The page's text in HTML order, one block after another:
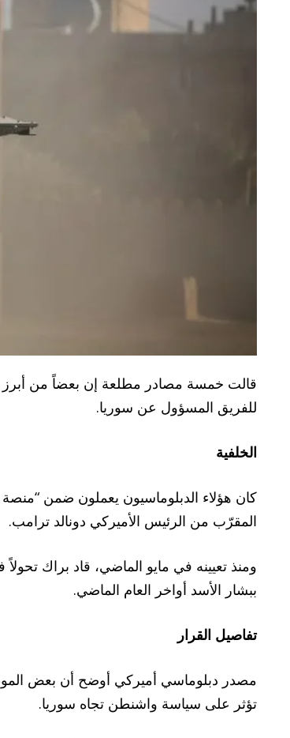
قالت خمسة مصادر مطلعة إن بعضاً من أبرز
للفريق المسؤول عن سوريا.
الخلفية
كان هؤلاء الدبلوماسيون يعملون ضمن “منصة
المقرّب من الرئيس الأميركي دونالد ترامب.
ومنذ تعيينه في مايو الماضي، قاد براك
ببشار الأسد أواخر العام الماضي.
تفاصيل القرار
مصدر دبلوماسي أميركي أوضح أن بعض
تؤثر على سياسة واشنطن تجاه سوريا.